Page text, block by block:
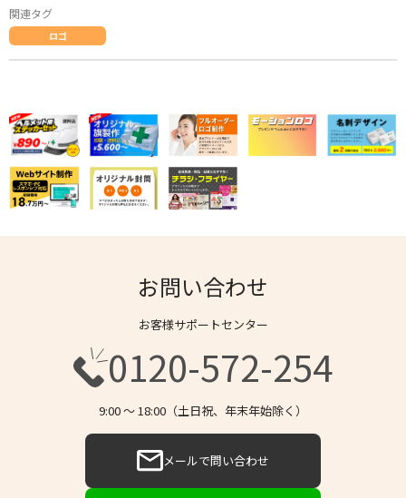
関連タグ
ロゴ
お問い合わせ
お客様サポートセンター
0120-572-254
9:00 〜 18:00（土日祝、年末年始除く）
メールで問い合わせ